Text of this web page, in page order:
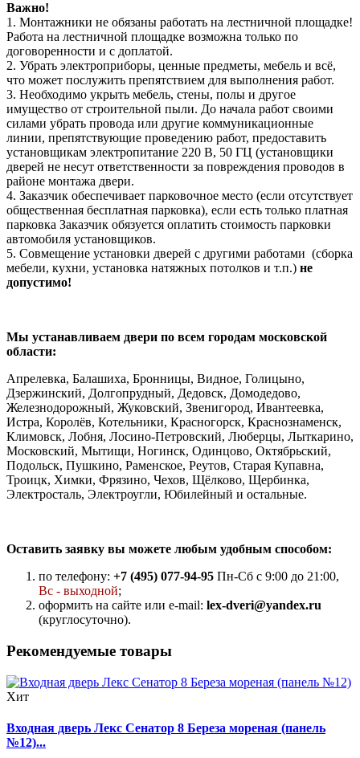
Важно!
1. Монтажники не обязаны работать на лестничной площадке!
Работа на лестничной площадке возможна только по
договоренности и с доплатой.
2. Убрать электроприборы, ценные предметы, мебель и всё,
что может послужить препятствием для выполнения работ.
3. Необходимо укрыть мебель, стены, полы и другое
имущество от строительной пыли. До начала работ своими
силами убрать провода или другие коммуникационные
линии, препятствующие проведению работ, предоставить
установщикам электропитание 220 В, 50 ГЦ (установщики
дверей не несут ответственности за повреждения проводов в
районе монтажа двери.
4. Заказчик обеспечивает парковочное место (если отсутствует
общественная бесплатная парковка), если есть только платная
парковка Заказчик обязуется оплатить стоимость парковки
автомобиля установщиков.
5. Совмещение установки дверей с другими работами (сборка
мебели, кухни, установка натяжных потолков и т.п.) не
допустимо!
Мы устанавливаем двери по всем городам московской
области:
Апрелевка, Балашиха, Бронницы, Видное, Голицыно,
Дзержинский, Долгопрудный, Дедовск, Домодедово,
Железнодорожный, Жуковский, Звенигород, Ивантеевка,
Истра, Королёв, Котельники, Красногорск, Краснознаменск,
Климовск, Лобня, Лосино-Петровский, Люберцы, Лыткарино,
Московский, Мытищи, Ногинск, Одинцово, Октябрьский,
Подольск, Пушкино, Раменское, Реутов, Старая Купавна,
Троицк, Химки, Фрязино, Чехов, Щёлково, Щербинка,
Электросталь, Электроугли, Юбилейный и остальные.
Оставить заявку вы можете любым удобным способом:
по телефону: +7 (495) 077-94-95 Пн-Сб с 9:00 до 21:00,
Вс - выходной;
оформить на сайте или e-mail: lex-dveri@yandex.ru
(круглосуточно).
Рекомендуемые товары
Хит
Входная дверь Лекс Сенатор 8 Береза мореная (панель
№12)...